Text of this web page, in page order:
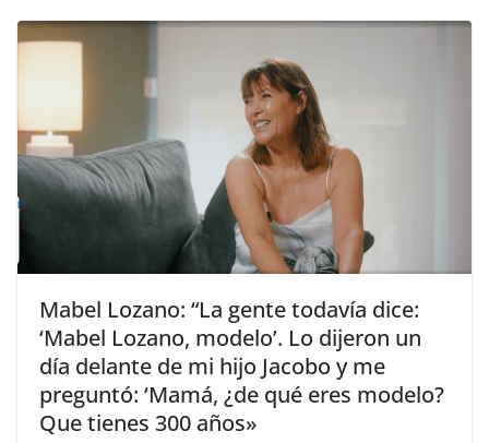
​Mabel Lozano: “La gente todavía dice:
‘Mabel Lozano, modelo’. Lo dijeron un
día delante de mi hijo Jacobo y me
preguntó: ‘Mamá, ¿de qué eres modelo?
Que tienes 300 años»